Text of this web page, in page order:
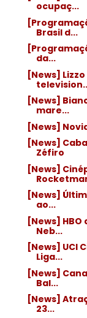
ocupaç...
Brasil d...
da...
[News]
[News]
mare...
[News]
[News]
Zéfiro
[News]
[News]
ao...
[News]
Neb...
[News] UCI
Liga...
[News]
Bal...
[News]
23...